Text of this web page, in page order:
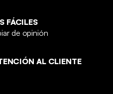
FÁCILES
de opinión
AL CLIENTE